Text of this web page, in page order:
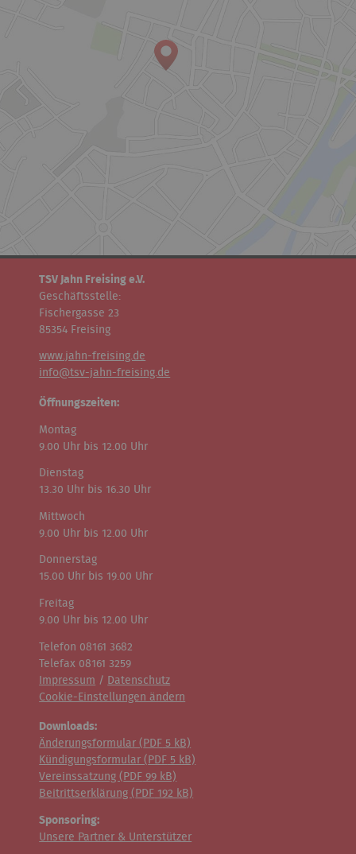
TSV Jahn Freising e.V.
Geschäftsstelle:
Fischergasse 23
85354 Freising
www.jahn-freising.de
info@tsv-jahn-freising.de
Öffnungszeiten:
Montag
9.00 Uhr bis 12.00 Uhr
Dienstag
13.30 Uhr bis 16.30 Uhr
Mittwoch
9.00 Uhr bis 12.00 Uhr
Donnerstag
15.00 Uhr bis 19.00 Uhr
Freitag
9.00 Uhr bis 12.00 Uhr
Telefon 08161 3682
Telefax 08161 3259
Impressum / Datenschutz
Cookie-Einstellungen ändern
Downloads:
Änderungsformular ( PDF 5 kB)
Kündigungsformular ( PDF 5 kB)
Vereinssatzung ( PDF 99 kB)
Beitrittserklärung ( PDF 192 kB)
Sponsoring:
Unsere Partner & Unterstützer